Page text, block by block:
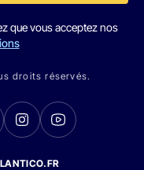
que vous acceptez nos
droits réservés.